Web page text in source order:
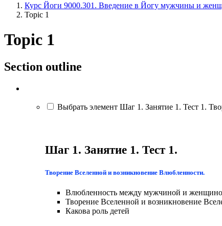
Курс Йоги 9000.301. Введение в Йогу мужчины и
Topic 1
Topic 1
Section outline
Выбрать элемент Шаг 1. Занятие 1. Тест 1.
Шаг 1. Занятие 1. Тест 1.
Творение Вселенной и возникновение Влюбленности.
Влюбленность между мужчиной и
Творение Вселенной и возникновение
Какова роль детей